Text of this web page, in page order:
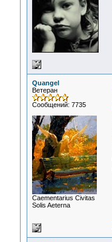
Quangel
Ветеран
Сообщений: 7735
Сaementarius Civitas
Solis Aeterna